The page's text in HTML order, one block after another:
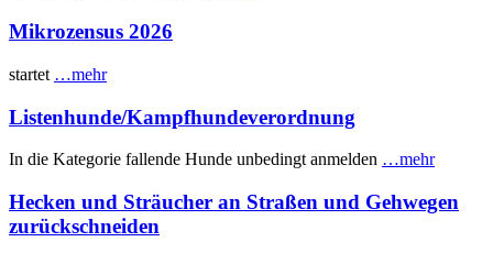
Mikrozensus 2026
startet …mehr
Listenhunde/Kampfhundeverordnung
In die Kategorie fallende Hunde unbedingt anmelden …mehr
Hecken und Sträucher an Straßen und Gehwegen
zurückschneiden